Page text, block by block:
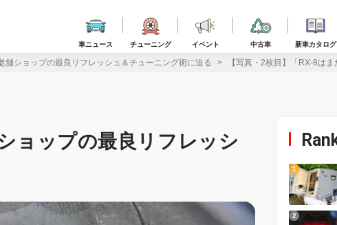
車ニュース チューニング イベント 中古車 新車カタログ
舗ショップの最良リフレッシュ＆チューニング術に迫る 【写真・2枚目】「RX-8は
ョップの最良リフレッシ